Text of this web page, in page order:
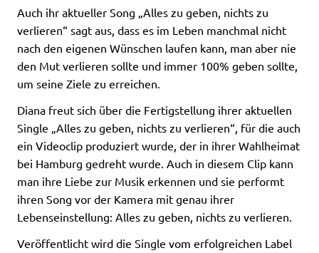
Auch ihr aktueller Song „Alles zu geben, nichts zu
verlieren“ sagt aus, dass es im Leben manchmal nicht
nach den eigenen Wünschen laufen kann, man aber nie
den Mut verlieren sollte und immer 100% geben sollte,
um seine Ziele zu erreichen.
Diana freut sich über die Fertigstellung ihrer aktuellen
Single „Alles zu geben, nichts zu verlieren“, für die auch
ein Videoclip produziert wurde, der in ihrer Wahlheimat
bei Hamburg gedreht wurde. Auch in diesem Clip kann
man ihre Liebe zur Musik erkennen und sie performt
ihren Song vor der Kamera mit genau ihrer
Lebenseinstellung: Alles zu geben, nichts zu verlieren.
Veröffentlicht wird die Single vom erfolgreichen Label